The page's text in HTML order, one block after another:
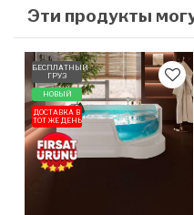
БЕСПЛАТНЫЙ
ГРУЗ
НОВЫЙ
ДОСТАВКА В
ТОТ ЖЕ ДЕНЬ